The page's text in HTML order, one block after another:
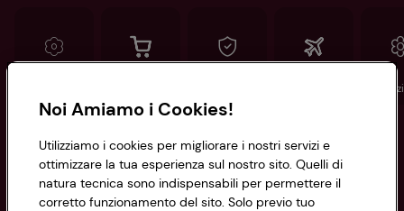
Informazioni
Privacy Policy
Noi Amiamo i Cookies!
Utilizziamo i cookies per migliorare i nostri servizi e
ottimizzare la tua esperienza sul nostro sito. Quelli di
natura tecnica sono indispensabili per permettere il
corretto funzionamento del sito. Solo previo tuo